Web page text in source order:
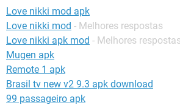
Love nikki mod apk
Love nikki mod - Melhores respostas
Love nikki apk mod - Melhores respostas
Mugen apk
Remote 1 apk
Brasil tv new v2 9.3 apk download
99 passageiro apk